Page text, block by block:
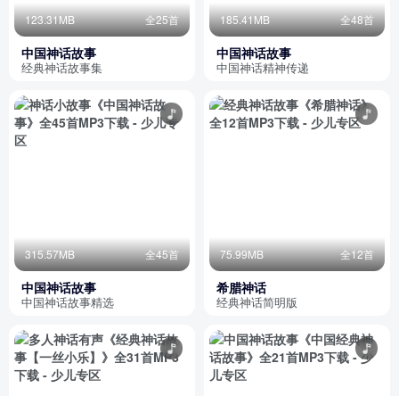
123.31MB 全25首
中国神话故事
经典神话故事集
185.41MB 全48首
中国神话故事
中国神话精神传递
315.57MB 全45首
中国神话故事
中国神话故事精选
75.99MB 全12首
希腊神话
经典神话简明版